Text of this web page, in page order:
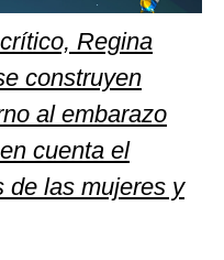
Regina
construyen
al embarazo
cuenta el
de las mujeres y